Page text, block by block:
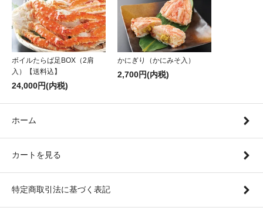
ボイルたらば足BOX（2肩
入）【送料込】
24,000円(内税)
かにぎり（かにみそ入）
2,700円(内税)
ホーム
カートを見る
特定商取引法に基づく表記